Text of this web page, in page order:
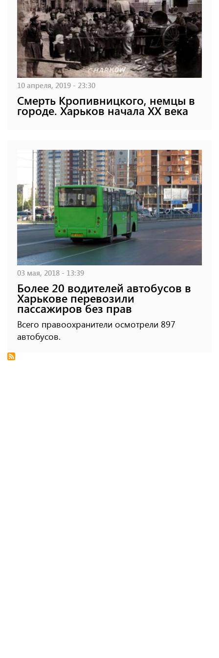
10 апреля, 2019 - 23:30
Смерть Кропивницкого, немцы в
городе. Харьков начала ХХ века
03 мая, 2018 - 13:39
Более 20 водителей автобусов в
Харькове перевозили
пассажиров без прав
Всего правоохранители осмотрели 897
автобусов.